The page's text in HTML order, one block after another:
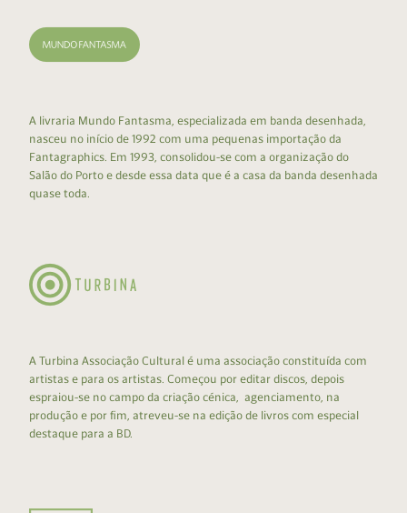
A livraria Mundo Fantasma, especializada em banda desenhada,
nasceu no início de 1992 com uma pequenas importação da
Fantagraphics. Em 1993, consolidou-se com a organização do
Salão do Porto e desde essa data que é a casa da banda desenhada
quase toda.
A Turbina Associação Cultural é uma associação constituída com
artistas e para os artistas. Começou por editar discos, depois
espraiou-se no campo da criação cénica, agenciamento, na
produção e por fim, atreveu-se na edição de livros com especial
destaque para a BD.